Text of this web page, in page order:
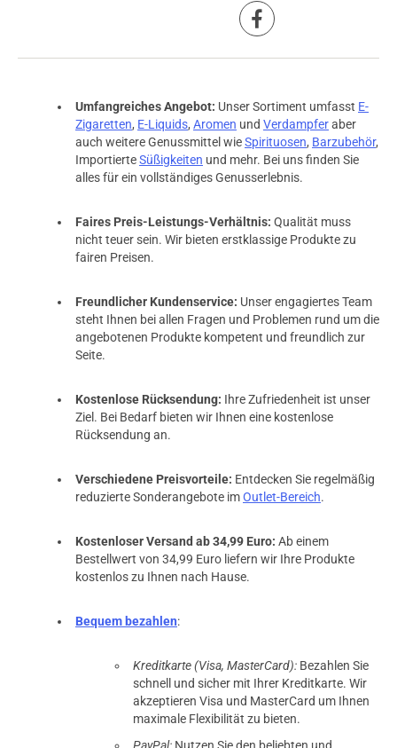
next
Umfangreiches Angebot: Unser Sortiment umfasst E-
Zigaretten, E-Liquids, Aromen und Verdampferaber
auch weitere Genussmittel wieSpirituosen, Barzubehör,
ImportierteSüßigkeiten und mehr. Bei uns finden Sie
alles für ein vollständiges Genusserlebnis.
Faires Preis-Leistungs-Verhältnis: Qualität muss
nicht teuer sein. Wir bieten erstklassige Produkte zu
fairen Preisen.
Freundlicher Kundenservice: Unser engagiertes Team
steht Ihnen bei allen Fragen und Problemen rund um die
angebotenen Produkte kompetent und freundlich zur
Seite.
Kostenlose Rücksendung: Ihre Zufriedenheit ist unser
Ziel. Bei Bedarf bieten wir Ihnen eine kostenlose
Rücksendung an.
Verschiedene Preisvorteile: Entdecken Sie regelmäßig
reduzierte Sonderangebote imOutlet-Bereich.
Kostenloser Versand ab 34,99 Euro: Ab einem
Bestellwert von 34,99 Euro liefern wir Ihre Produkte
kostenlos zu Ihnen nach Hause.
Bequem bezahlen:
Kreditkarte (Visa, MasterCard): Bezahlen Sie
schnell und sicher mit Ihrer Kreditkarte. Wir
akzeptieren Visa und MasterCard um Ihnen
maximale Flexibilität zu bieten.